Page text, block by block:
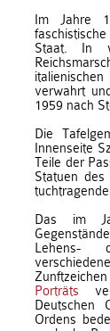
Im Jahre
Staat. In
verwahrt
1959 nach
Die
Innenseite
Teile der
Statuen
Das im
Lehens-
Porträts
Deutschen
Ordens